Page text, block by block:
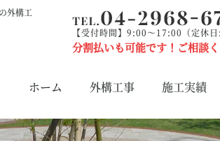
外構工
【受付時間】9:00～17:00（定休日:
分割払いも可能です！ご相談く
ホーム 外構工事 施工実績